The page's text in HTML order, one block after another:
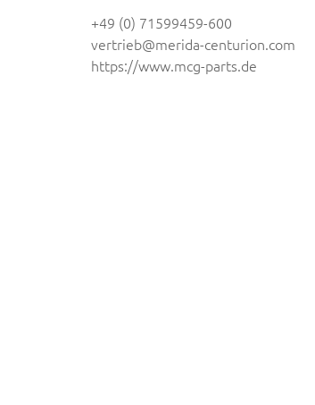
+49 (0) 71599459-600
vertrieb@merida-centurion.com
https://www.mcg-parts.de